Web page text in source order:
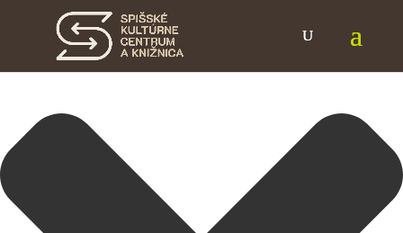
Spravovať Súhlas